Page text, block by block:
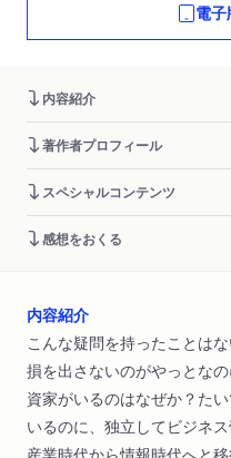
電
内容紹介
著作者プロフィール
スペシャルコンテンツ
感想をおくる
内容紹介
こんな疑問を持ったことは
損を出さないのがやっとな
資家がいるのはなぜか？た
いるのに、独立してビジネ
産業時代から情報時代へと